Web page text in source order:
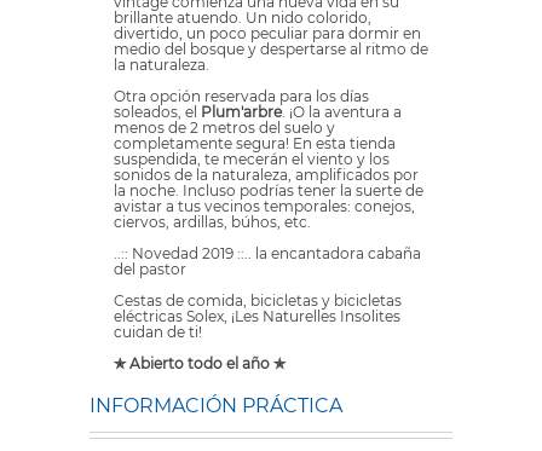
brillante atuendo. Un nido colorido,
divertido, un poco peculiar para dormir en
medio del bosque y despertarse al ritmo de
la naturaleza.
Otra opción reservada para los días
soleados, el Plum'arbre. ¡O la aventura a
menos de 2 metros del suelo y
completamente segura! En esta tienda
suspendida, te mecerán el viento y los
sonidos de la naturaleza, amplificados por
la noche. Incluso podrías tener la suerte de
avistar a tus vecinos temporales: conejos,
ciervos, ardillas, búhos, etc.
..:: Novedad 2019 ::.. la encantadora cabaña
del pastor
Cestas de comida, bicicletas y bicicletas
eléctricas Solex, ¡Les Naturelles Insolites
cuidan de ti!
✯ Abierto todo el año ✯
INFORMACIÓN PRÁCTICA